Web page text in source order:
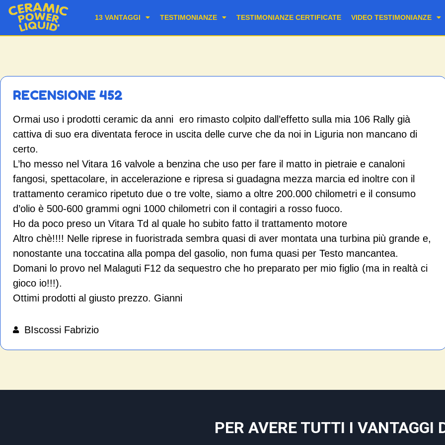
13 VANTAGGI TESTIMONIANZE TESTIMONIANZE CERTIFICATE VIDEO TESTIMONIANZE
RECENSIONE 452
Ormai uso i prodotti ceramic da anni ero rimasto colpito dall’effetto sulla mia 106 Rally già
cattiva di suo era diventata feroce in uscita delle curve che da noi in Liguria non mancano di
certo.
L’ho messo nel Vitara 16 valvole a benzina che uso per fare il matto in pietraie e canaloni
fangosi, spettacolare, in accelerazione e ripresa si guadagna mezza marcia ed inoltre con il
trattamento ceramico ripetuto due o tre volte, siamo a oltre 200.000 chilometri e il consumo
d’olio è 500-600 grammi ogni 1000 chilometri con il contagiri a rosso fuoco.
Ho da poco preso un Vitara Td al quale ho subito fatto il trattamento motore
Altro chè!!!! Nelle riprese in fuoristrada sembra quasi di aver montata una turbina più grande e,
nonostante una toccatina alla pompa del gasolio, non fuma quasi per Testo mancantea.
Domani lo provo nel Malaguti F12 da sequestro che ho preparato per mio figlio (ma in realtà ci
gioco io!!!).
Ottimi prodotti al giusto prezzo. Gianni
BIscossi Fabrizio
PER AVERE TUTTI I VANTAGGI